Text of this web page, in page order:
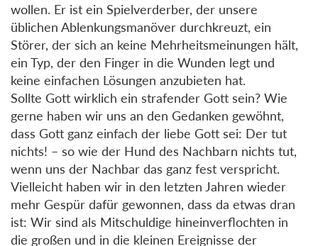
wollen. Er ist ein Spielverderber, der unsere
üblichen Ablenkungsmanöver durchkreuzt, ein
Störer, der sich an keine Mehrheitsmeinungen hält,
ein Typ, der den Finger in die Wunden legt und
keine einfachen Lösungen anzubieten hat.
Sollte Gott wirklich ein strafender Gott sein? Wie
gerne haben wir uns an den Gedanken gewöhnt,
dass Gott ganz einfach der liebe Gott sei: Der tut
nichts! – so wie der Hund des Nachbarn nichts tut,
wenn uns der Nachbar das ganz fest verspricht.
Vielleicht haben wir in den letzten Jahren wieder
mehr Gespür dafür gewonnen, dass da etwas dran
ist: Wir sind als Mitschuldige hineinverflochten in
die großen und in die kleinen Ereignisse der